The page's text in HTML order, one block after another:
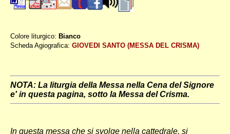
Colore liturgico: Bianco
Scheda Agiografica: GIOVEDI SANTO (MESSA DEL CRISMA)
NOTA: La liturgia della Messa nella Cena del Signore
e' in questa pagina, sotto la Messa del Crisma.
In questa messa che si svolge nella cattedrale, si